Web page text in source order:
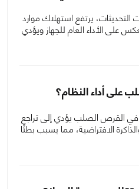
التحديثات، يرتفع استهلاك موارد
على الأداء العام للجهاز ويؤدي
على أداء النظام؟
في القرص الصلب يؤدي إلى تراجع
الافتراضية، مما يسبب بطئًا